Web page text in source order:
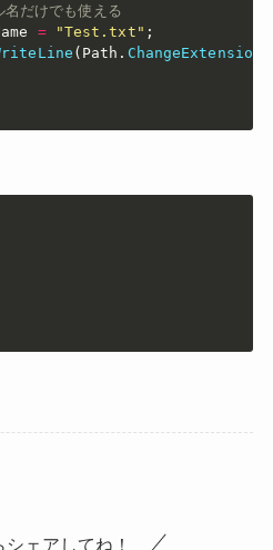
だけでも使える
= "Test.txt" ;
( Path . ChangeExtension
ェアしてね！